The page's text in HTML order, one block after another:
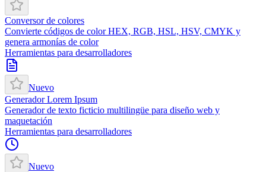
Conversor de colores
Convierte códigos de color HEX, RGB, HSL, HSV, CMYK y
genera armonías de color
Herramientas para desarrolladores
Nuevo
Generador Lorem Ipsum
Generador de texto ficticio multilingüe para diseño web y
maquetación
Herramientas para desarrolladores
Nuevo